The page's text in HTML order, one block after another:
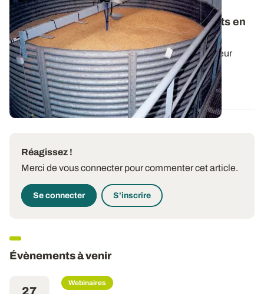
Enquête ARVALIS / FranceAgriMer - La
plaquette Qualité des blés tendres conduits en
AB de la récolte 2024 est disponible
Retrouvez les résultats de l’enquête qualité collecteur
FranceAgriMer / ARVALIS de la...
18 OCT. 2024
Réagissez !
Merci de vous connecter pour commenter cet article.
Se connecter S'inscrire
Évènements à venir
27
Webinaires